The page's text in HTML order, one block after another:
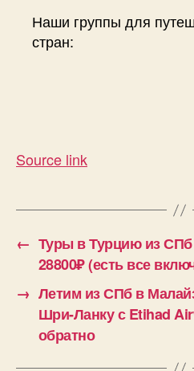
Наши группы для
стран:
Source link
← Туры в Турцию из СПб
28800₽ (есть все
→ Летим из СПб в
Шри-Ланку с Etihad
обратно